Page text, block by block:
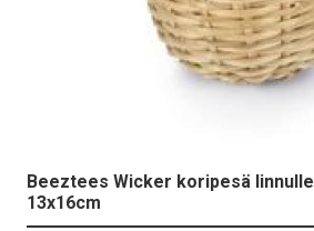
Beeztees Wicker koripesä linnulle
13x16cm